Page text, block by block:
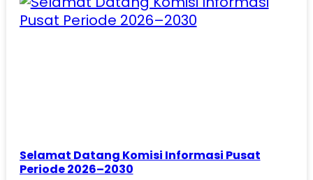
Selamat Datang Komisi Informasi Pusat
Periode 2026–2030